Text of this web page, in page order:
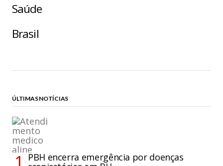
Saúde
Brasil
ÚLTIMAS NOTÍCIAS
PBH encerra emergência por doenças